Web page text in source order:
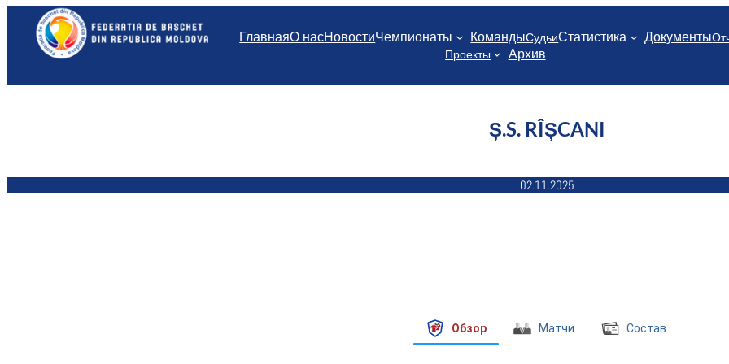
Перейти
содержимому
ГлавнаяО насНовостиЧемпионаты КомандыСудьиСтатистика Документы
Проекты
Архив
Ș.S. RÎȘCANI
02.11.2025
Обзор Матчи Состав